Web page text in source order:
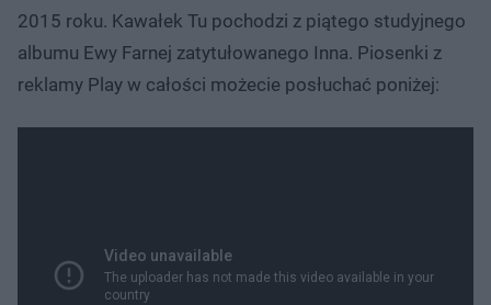
2015 roku. Kawałek Tu pochodzi z piątego studyjnego
albumu Ewy Farnej zatytułowanego Inna. Piosenki z
reklamy Play w całości możecie posłuchać poniżej: